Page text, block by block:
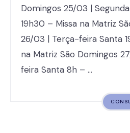
Domingos 25/03 |
19h30 – Missa na Matriz
26/03 | Terça-feira Santa
na Matriz São Domingos
feira Santa 8h – …